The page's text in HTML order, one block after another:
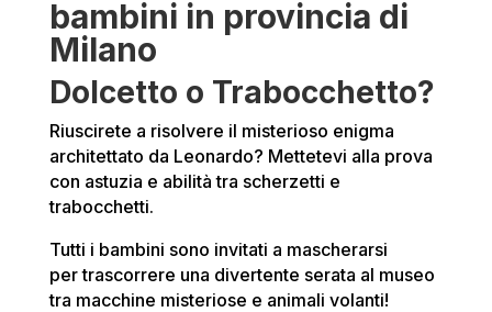
bambini in provincia di
Milano
Dolcetto o Trabocchetto?
Riuscirete a risolvere il misterioso enigma
architettato da Leonardo? Mettetevi alla prova
con astuzia e abilità tra scherzetti e
trabocchetti.
Tutti i bambini sono invitati a mascherarsi
per trascorrere una divertente serata al museo
tra macchine misteriose e animali volanti!